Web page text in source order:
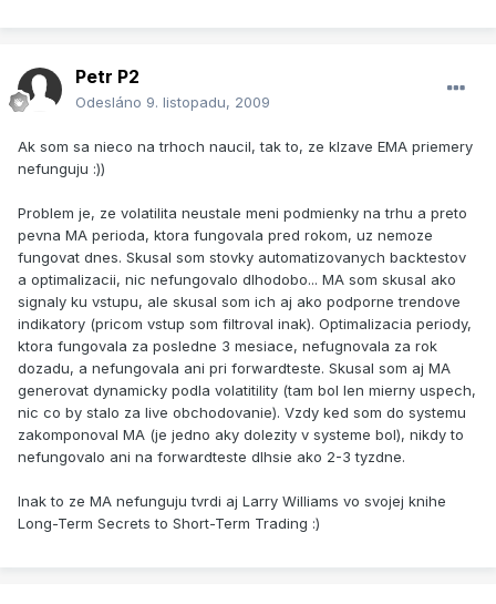
Petr P2
Odesláno 9. listopadu, 2009
Ak som sa nieco na trhoch naucil, tak to, ze klzave EMA priemery
nefunguju :))
Problem je, ze volatilita neustale meni podmienky na trhu a preto
pevna MA perioda, ktora fungovala pred rokom, uz nemoze
fungovat dnes. Skusal som stovky automatizovanych backtestov
a optimalizacii, nic nefungovalo dlhodobo... MA som skusal ako
signaly ku vstupu, ale skusal som ich aj ako podporne trendove
indikatory (pricom vstup som filtroval inak). Optimalizacia periody,
ktora fungovala za posledne 3 mesiace, nefugnovala za rok
dozadu, a nefungovala ani pri forwardteste. Skusal som aj MA
generovat dynamicky podla volatitility (tam bol len mierny uspech,
nic co by stalo za live obchodovanie). Vzdy ked som do systemu
zakomponoval MA (je jedno aky dolezity v systeme bol), nikdy to
nefungovalo ani na forwardteste dlhsie ako 2-3 tyzdne.
Inak to ze MA nefunguju tvrdi aj Larry Williams vo svojej knihe
Long-Term Secrets to Short-Term Trading :)